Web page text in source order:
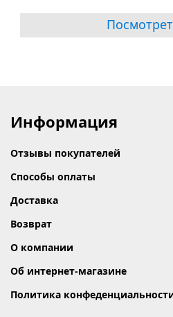
Информация
Отзывы покупателей
Способы оплаты
Доставка
Возврат
О компании
Об интернет-магазине
Политика